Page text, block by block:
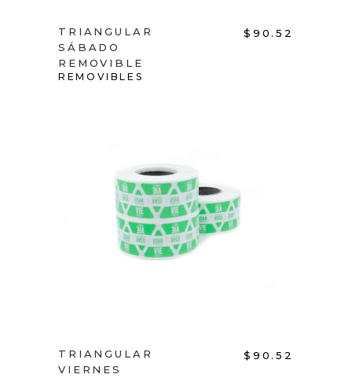
TRIANGULAR
SÁBADO
REMOVIBLE
$ 90.52
REMOVIBLES
ADD TO CART
TRIANGULAR
VIERNES
$ 90.52